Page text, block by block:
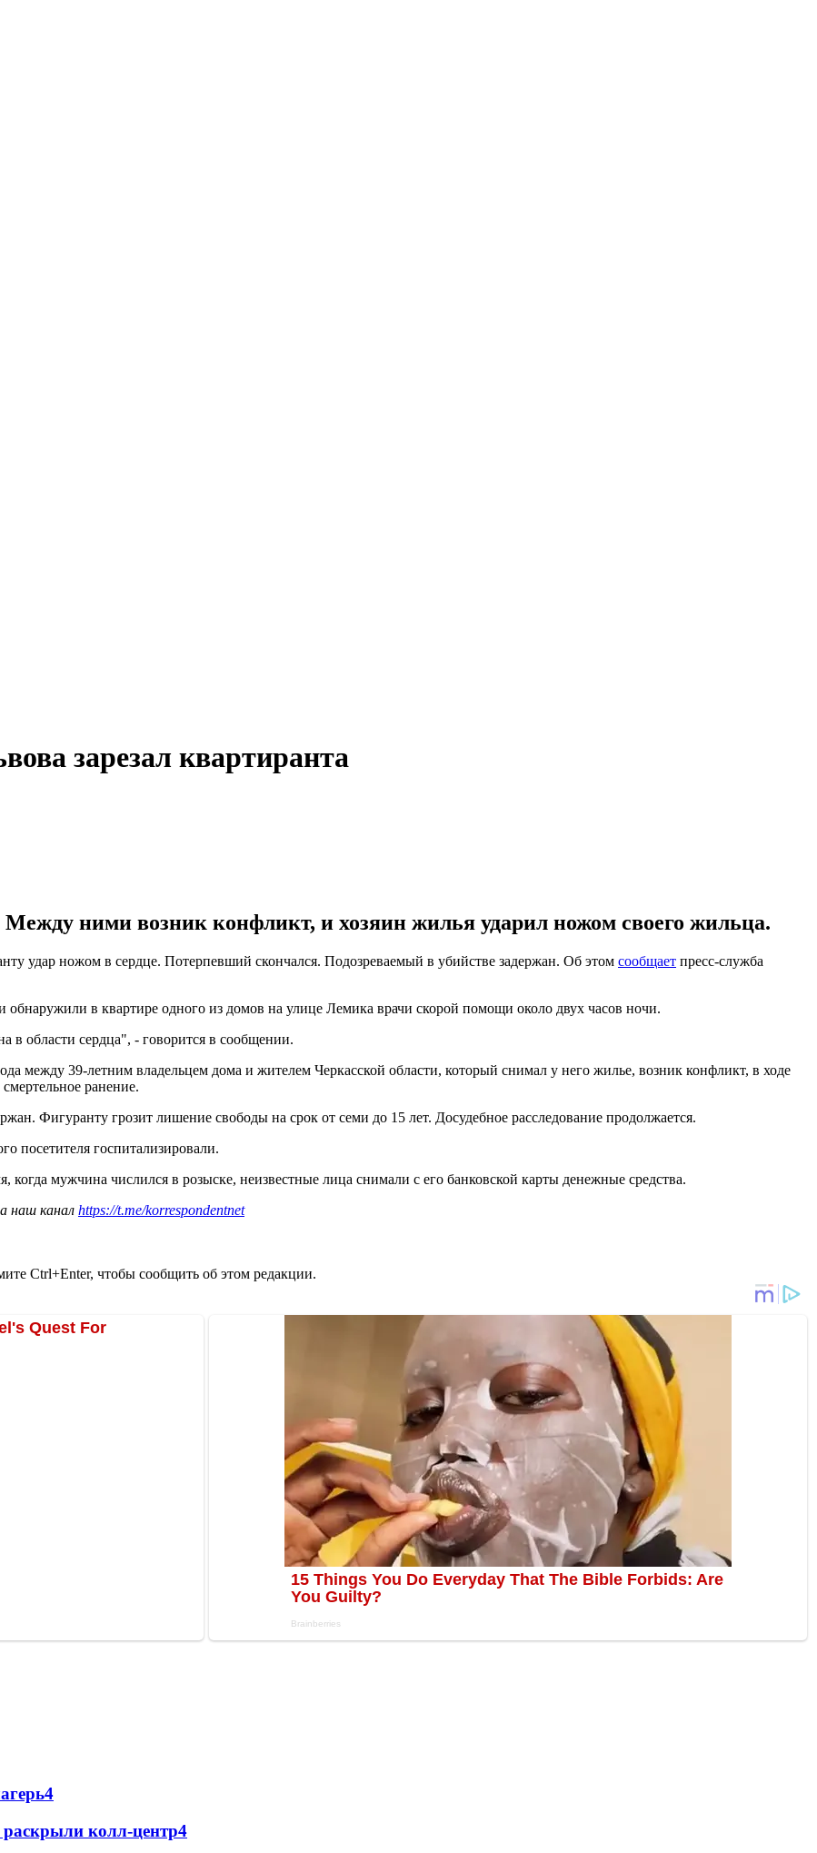
зарезал квартиранта
ними возник конфликт, и хозяин жилья ударил ножом своего жильца.
удар ножом в сердце. Потерпевший скончался. Подозреваемый в убийстве задержан. Об этом сообщает пресс-служба
в квартире одного из домов на улице Лемика врачи скорой помощи около двух часов ночи.
в области сердца", - говорится в сообщении.
между 39-летним владельцем дома и жителем Черкасской области, который снимал у него жилье, возник конфликт, в ходе
ранение.
Фигуранту грозит лишение свободы на срок от семи до 15 лет. Досудебное расследование продолжается.
посетителя госпитализировали.
когда мужчина числился в розыске, неизвестные лица снимали с его банковской карты денежные средства.
наш канал https://t.me/korrespondentnet
Ctrl+Enter, чтобы сообщить об этом редакции.
4
раскрыли колл-центр4